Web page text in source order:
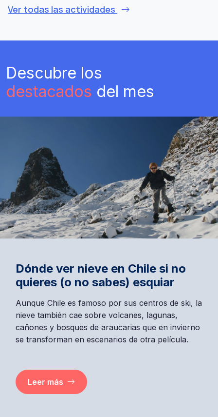
Ver todas las actividades
Descubre los
destacados del mes
Dónde ver nieve en Chile si no
quieres (o no sabes) esquiar
Aunque Chile es famoso por sus centros de ski, la
nieve también cae sobre volcanes, lagunas,
cañones y bosques de araucarias que en invierno
se transforman en escenarios de otra película.
Leer más